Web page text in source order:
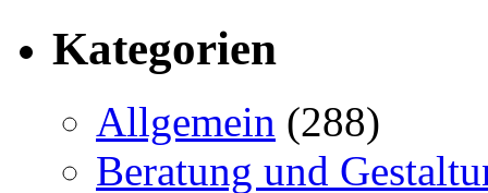
Kategorien
Allgemein (288)
Beratung und